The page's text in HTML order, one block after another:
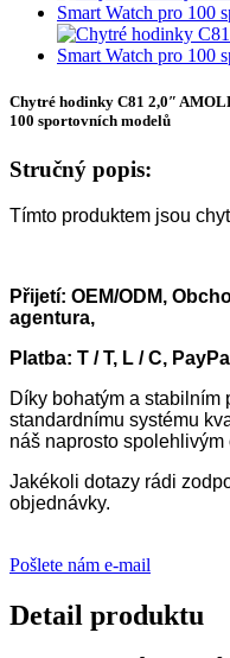
Chytré hodinky C81 2,0″
100 sportovních modelů
Stručný popis:
Tímto produktem jsou
Přijetí: OEM/ODM,
agentura,
Platba: T / T, L / C, PayPal
Díky bohatým a stabilním
standardnímu systému
náš naprosto
Jakékoli dotazy rádi
objednávky.
Pošlete nám e-mail
Detail produktu